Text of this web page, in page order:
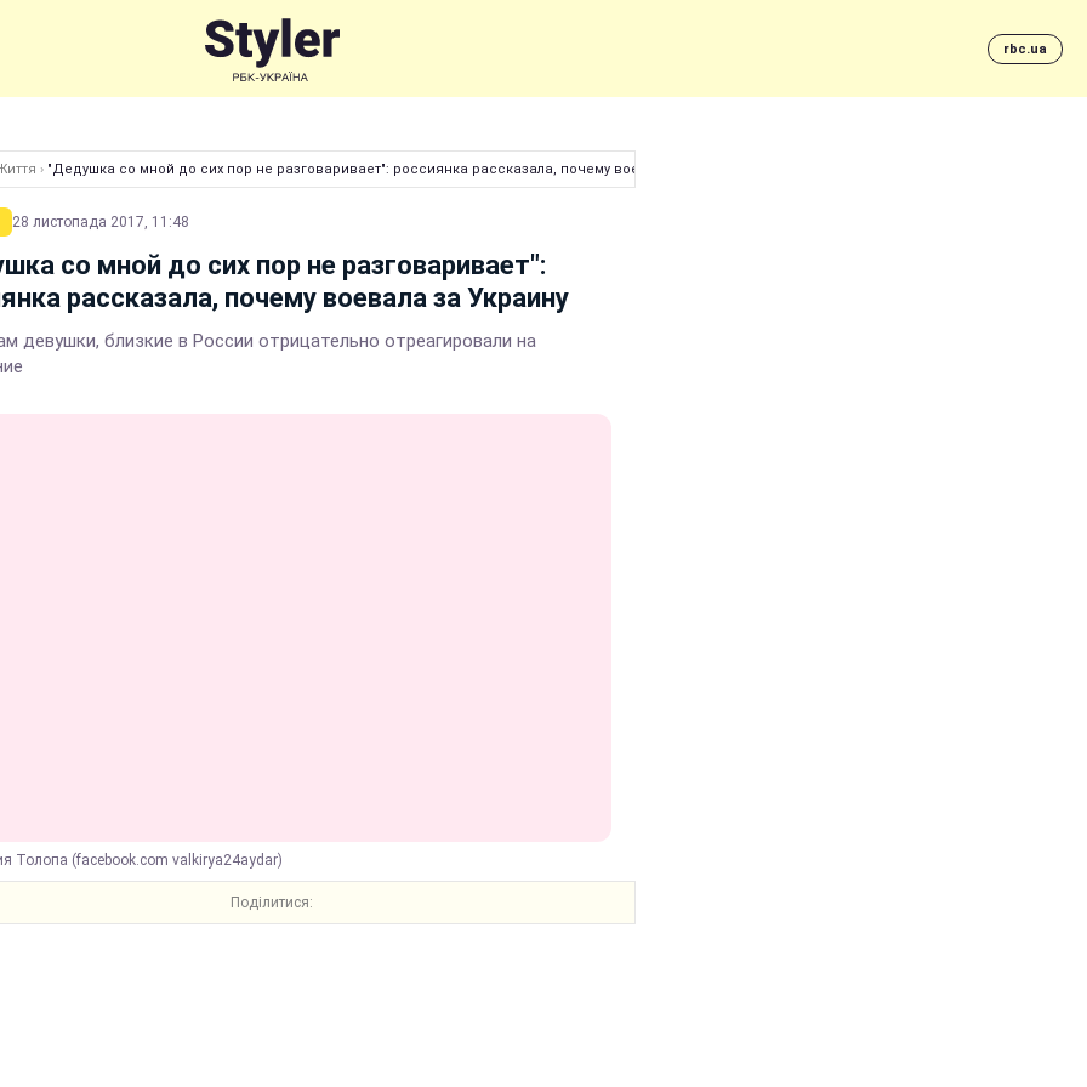
rbc.ua
› "Дедушка со мной до сих пор не разговаривает": россиянка рассказала, почему воевала за Украину
28 листопада 2017, 11:48
со мной до сих пор не разговаривает":
рассказала, почему воевала за Украину
девушки, близкие в России отрицательно отреагировали на
Толопа (facebook.com valkirya24aydar)
Поділитися: